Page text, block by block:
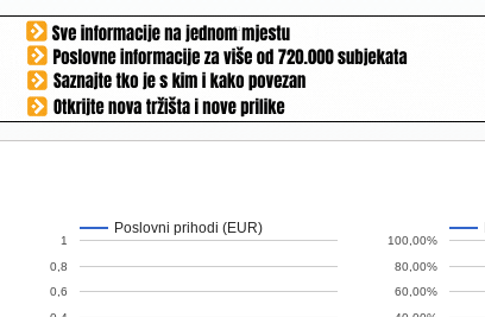
Poslovni prihodi (EUR)
0,6
0,8
1
60,00%
80,00%
100,00%